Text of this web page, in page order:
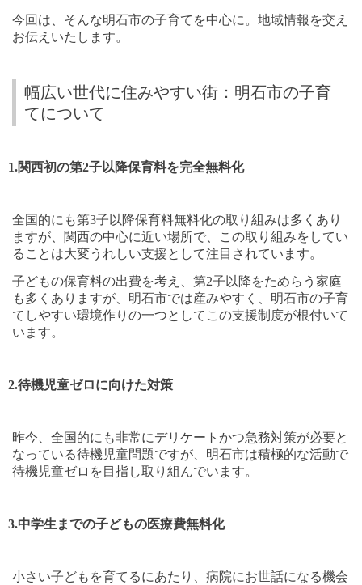
今回は、そんな明石市の子育てを中心に。地域情報を交え
お伝えいたします。
幅広い世代に住みやすい街：明石市の子育
てについて
1.関西初の第2子以降保育料を完全無料化
全国的にも第3子以降保育料無料化の取り組みは多くあり
ますが、関西の中心に近い場所で、この取り組みをしてい
ることは大変うれしい支援として注目されています。
子どもの保育料の出費を考え、第2子以降をためらう家庭
も多くありますが、明石市では産みやすく、明石市の子育
てしやすい環境作りの一つとしてこの支援制度が根付いて
います。
2.待機児童ゼロに向けた対策
昨今、全国的にも非常にデリケートかつ急務対策が必要と
なっている待機児童問題ですが、明石市は積極的な活動で
待機児童ゼロを目指し取り組んでいます。
3.中学生までの子どもの医療費無料化
小さい子どもを育てるにあたり、病院にお世話になる機会